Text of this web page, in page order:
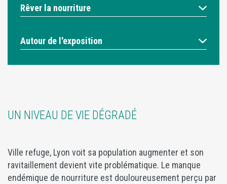
Rêver la nourriture
Autour de l'exposition
UN NIVEAU DE VIE DÉGRADÉ
Ville refuge, Lyon voit sa population augmenter et son
ravitaillement devient vite problématique. Le manque
endémique de nourriture est douloureusement perçu par